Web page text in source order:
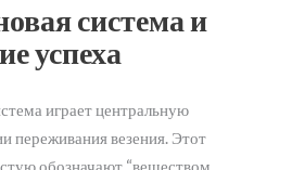
система и
успеха
играет центральную
переживания везения. Этот
обозначают “веществом